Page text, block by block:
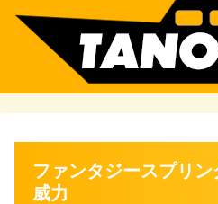
ファンタジースプリ
威力